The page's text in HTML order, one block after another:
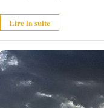
Lire la suite